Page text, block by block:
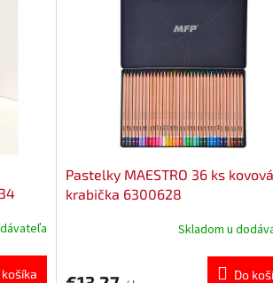
Pastelky MAESTRO 36 ks kovová
krabička 6300628
Skladom u
Do